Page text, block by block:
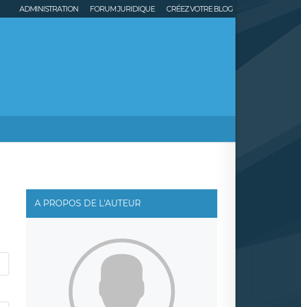
ADMINISTRATION FORUM JURIDIQUE CRÉEZ VOTRE BLOG
A PROPOS DE L'AUTEUR